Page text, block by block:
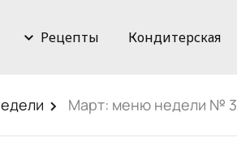
Рецепты Кондитерская
Март: меню недели № 3